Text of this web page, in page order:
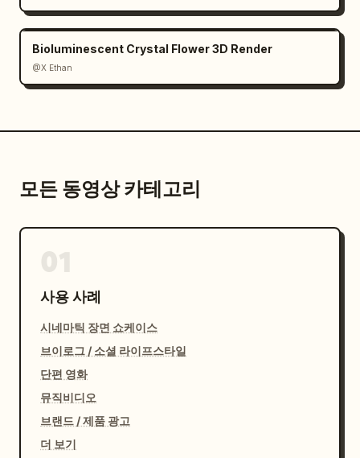
Bioluminescent Crystal Flower 3D Render
@X Ethan
모든 동영상 카테고리
사용 사례
시네마틱 장면 쇼케이스
브이로그 / 소셜 라이프스타일
단편 영화
뮤직비디오
브랜드 / 제품 광고
더 보기